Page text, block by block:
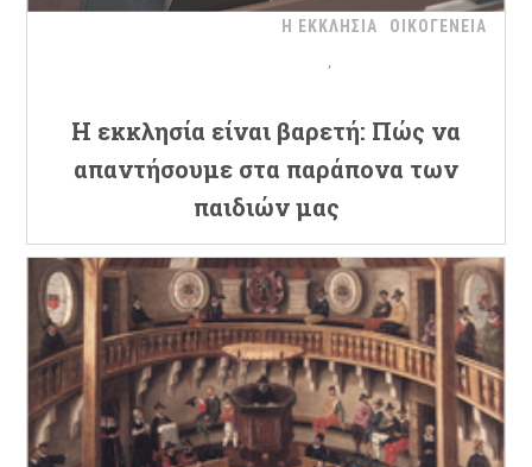
Η ΕΚΚΛΗΣΙΑ ΟΙΚΟΓΕΝΕΙΑ
Η εκκλησία είναι βαρετή: Πώς να
απαντήσουμε στα παράπονα των
παιδιών μας